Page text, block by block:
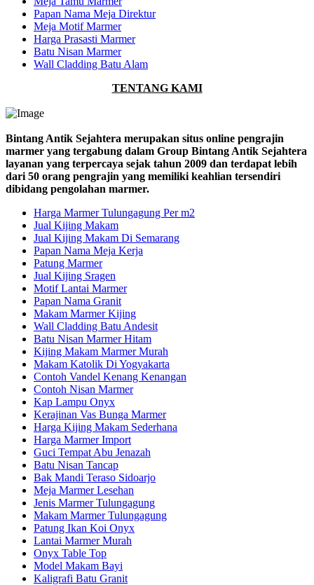
Papan Nama Meja Direktur
Meja Motif Marmer
Harga Prasasti Marmer
Batu Nisan Marmer
Wall Cladding Batu Alam
TENTANG KAMI
Bintang Antik Sejahtera merupakan situs online pengrajin
marmer yang tergabung dalam Group Bintang Antik Sejahtera
layanan yang terpercaya sejak tahun 2009 dan terdapat lebih
dari 50 orang pengrajin yang memiliki keahlian tersendiri
dibidang pengolahan marmer.
Harga Marmer Tulungagung Per m2
Jual Kijing Makam
Jual Kijing Makam Di Semarang
Papan Nama Meja Kerja
Patung Marmer
Jual Kijing Sragen
Motif Lantai Marmer
Papan Nama Granit
Makam Marmer Kijing
Wall Cladding Batu Andesit
Batu Nisan Marmer Hitam
Kijing Makam Marmer Murah
Makam Katolik Di Yogyakarta
Contoh Vandel Kenang Kenangan
Contoh Nisan Marmer
Kap Lampu Onyx
Kerajinan Vas Bunga Marmer
Harga Kijing Makam Sederhana
Harga Marmer Import
Guci Tempat Abu Jenazah
Batu Nisan Tancap
Bak Mandi Teraso Sidoarjo
Meja Marmer Lesehan
Jenis Marmer Tulungagung
Makam Marmer Tulungagung
Patung Ikan Koi Onyx
Lantai Marmer Murah
Onyx Table Top
Model Makam Bayi
Kaligrafi Batu Granit